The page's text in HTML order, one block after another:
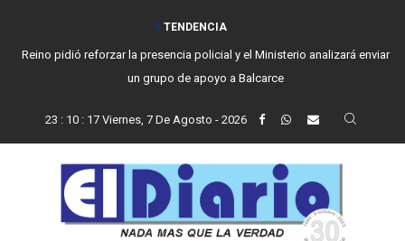
TENDENCIA
Reino pidió reforzar la presencia policial y el Ministerio analizará enviar
un grupo de apoyo a Balcarce
23 : 10: 18 Viernes, 7 De Agosto - 2026